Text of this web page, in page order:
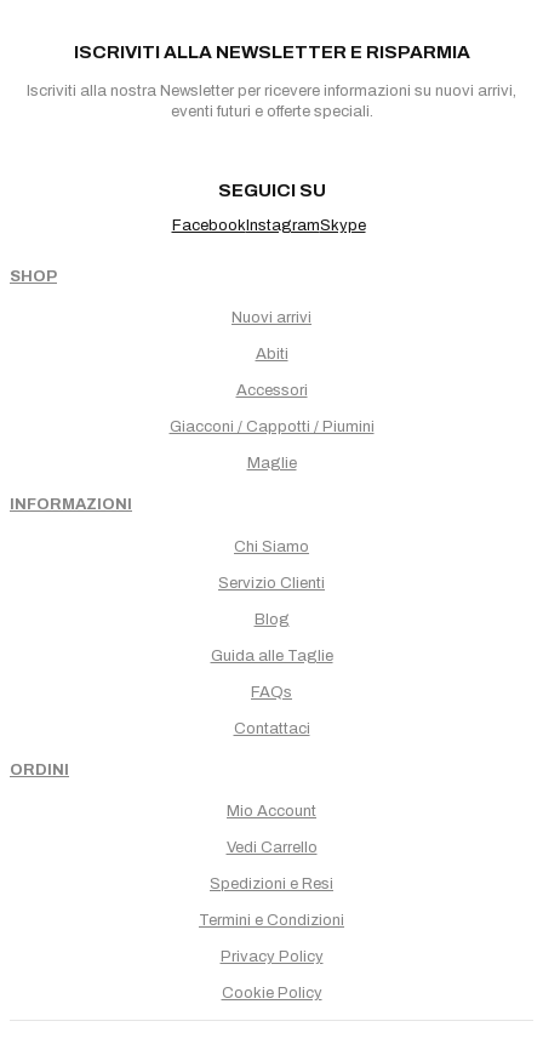
ISCRIVITI ALLA NEWSLETTER E RISPARMIA
Iscriviti alla nostra Newsletter per ricevere informazioni su nuovi arrivi,
eventi futuri e offerte speciali.
SEGUICI SU
FacebookInstagramSkype
SHOP
Nuovi arrivi
Abiti
Accessori
Giacconi / Cappotti / Piumini
Maglie
INFORMAZIONI
Chi Siamo
Servizio Clienti
Blog
Guida alle Taglie
FAQs
Contattaci
ORDINI
Mio Account
Vedi Carrello
Spedizioni e Resi
Termini e Condizioni
Privacy Policy
Cookie Policy